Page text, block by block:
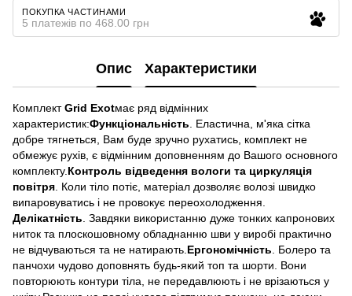
ПОКУПКА ЧАСТИНАМИ
5 платежів по 468.00 грн
Опис Характеристики
КомплектGrid Exotмає ряд відмінних
характеристик:Функціональність . Еластична, м'яка сітка
добре тягнеться, Вам буде зручно рухатись, комплект не
обмежує рухів, є відмінним доповненням до Вашого основного
комплекту. Контроль відведення вологи та циркуляція
повітря . Коли тіло потіє, матеріал дозволяє волозі швидко
випаровуватись і не провокує переохолодження.
Делікатність . Завдяки використанню дуже тонких капронових
ниток та плоскошовному обладнанню шви у виробі практично
не відчуваються та не натирають. Ергономічність . Болеро та
панчохи чудово доповнять будь-який топ та шорти. Вони
повторюють контури тіла, не передавлюють і не врізаються у